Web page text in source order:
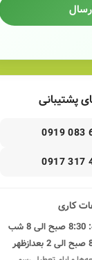
پشتیبانی
0919 083
0917 317
کاری